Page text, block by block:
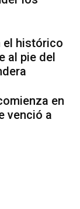
el histórico
al pie del
en
venció a